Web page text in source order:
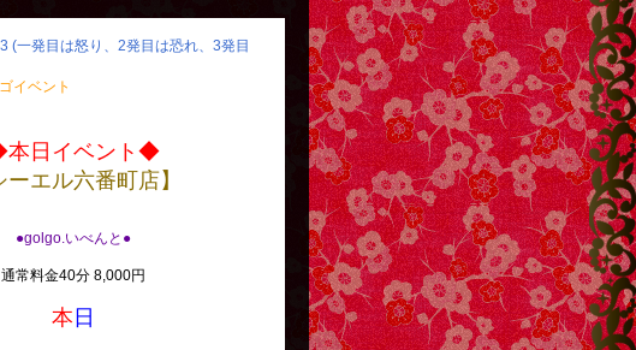
(一発目は怒り、2発目は恐れ、3発目
イベント
日イベント◆
ーエル六番町店】
●golgo.いべんと●
通常料金40分 8,000円
本 日